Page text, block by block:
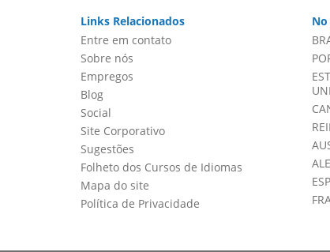
Links Relacionados
Entre em contato
Sobre nós
Empregos
Blog
Social
Site Corporativo
Sugestões
Folheto dos Cursos de Idiomas
Mapa do site
Política de Privacidade